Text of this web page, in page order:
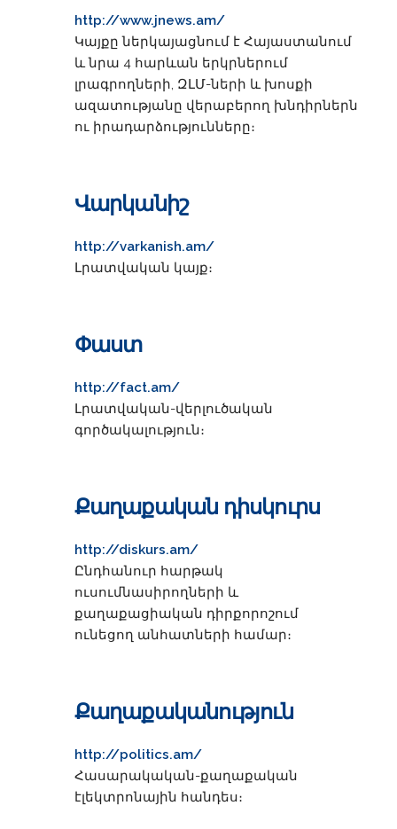
http://www.jnews.am/
Կայքը ներկայացնում է Հայաստանում
և նրա 4 հարևան երկրներում
լրագրողների, ԶԼՄ-ների և խոսքի
ազատությանը վերաբերող խնդիրներն
ու իրադարձությունները։
Վարկանիշ
http://varkanish.am/
Լրատվական կայք։
Փաստ
http://fact.am/
Լրատվական-վերլուծական
գործակալություն։
Քաղաքական դիսկուրս
http://diskurs.am/
Ընդհանուր հարթակ
ուսումնասիրողների և
քաղաքացիական դիրքորոշում
ունեցող անհատների համար։
Քաղաքականություն
http://politics.am/
Հասարակական-քաղաքական
էլեկտրոնային հանդես։